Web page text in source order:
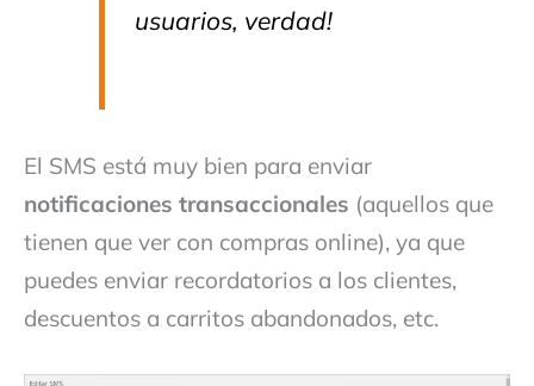
usuarios, verdad!
El SMS está muy bien para enviar
notificaciones transaccionales (aquellos que
tienen que ver con compras online), ya que
puedes enviar recordatorios a los clientes,
descuentos a carritos abandonados, etc.